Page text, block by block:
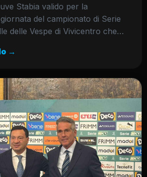
Stabia valido per la
del campionato di Serie
delle Vespe di Vivicentro che…
→